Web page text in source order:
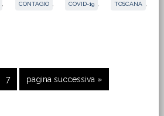
CONTAGIO COVID-19 TOSCANA
Pagina
7
Vai
alla
pagina successiva »